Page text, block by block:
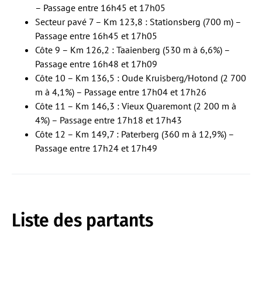
– Passage entre 16h45 et 17h05
Secteur pavé 7 – Km 123,8 : Stationsberg (700 m) –
Passage entre 16h45 et 17h05
Côte 9 – Km 126,2 : Taaienberg (530 m à 6,6%) –
Passage entre 16h48 et 17h09
Côte 10 – Km 136,5 : Oude Kruisberg/Hotond (2 700
m à 4,1%) – Passage entre 17h04 et 17h26
Côte 11 – Km 146,3 : Vieux Quaremont (2 200 m à
4%) – Passage entre 17h18 et 17h43
Côte 12 – Km 149,7 : Paterberg (360 m à 12,9%) –
Passage entre 17h24 et 17h49
Liste des partants